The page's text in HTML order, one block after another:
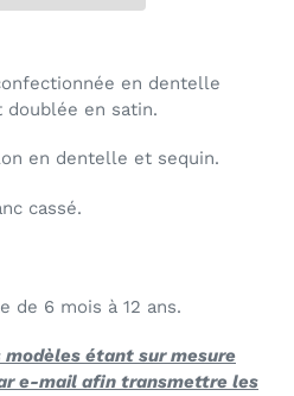
en dentelle
doublée en satin.
en dentelle et sequin.
cassé.
de 6 mois à 12 ans.
modèles étant sur mesure
e-mail afin transmettre les